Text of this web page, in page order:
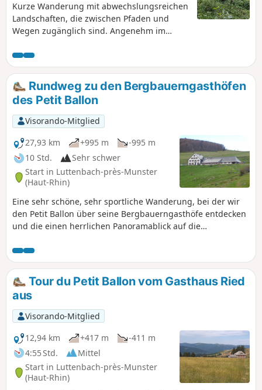
Kurze Wanderung mit abwechslungsreichen
Landschaften, die zwischen Pfaden und
Wegen zugänglich sind. Angenehm im
letzten Viertel dieser Wanderung, wenn Sie
von Wasserbourg aus starten, werden Sie
auf einigen hundert Metern Ihre Beine am
meisten spüren.
Rundweg zu den Bergbauerngasthöfen
des Petit Ballon
Visorando-Mitglied
27,93 km
+995 m
-995 m
10 Std.
Sehr schwer
Start in Luttenbach-près-Munster
(Haut-Rhin)
Eine sehr schöne, sehr sportliche Wanderung, bei der wir
den Petit Ballon über seine Bergbauerngasthöfe entdecken
und die einen herrlichen Panoramablick auf die
Schnepfenried, Grand Ballon und die Täler von Metzeral,
Guebwiller, Linthal, Wasserbourg bietet, ganz zu schweigen
vom Schwarzwald und den Schweizer Alpen bei schönem
Wetter.Tour du Petit Ballon vom Gasthaus Ried
aus
Visorando-Mitglied
12,94 km
+417 m
-411 m
4:55 Std.
Mittel
Start in Luttenbach-près-Munster
(Haut-Rhin)